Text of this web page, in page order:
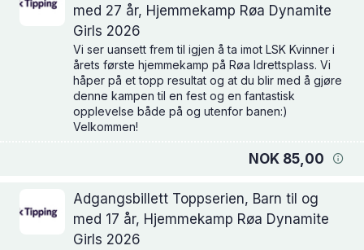
med 27 år, Hjemmekamp Røa Dynamite
Girls 2026
Vi ser uansett frem til igjen å ta imot LSK Kvinner i
årets første hjemmekamp på Røa Idrettsplass. Vi
håper på et topp resultat og at du blir med å gjøre
denne kampen til en fest og en fantastisk
opplevelse både på og utenfor banen:)
Velkommen!
NOK 85,00
Adgangsbillett Toppserien, Barn til og
med 17 år, Hjemmekamp Røa Dynamite
Girls 2026